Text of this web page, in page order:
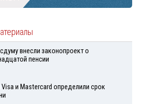
внесли законопроект о
пенсии
и Mastercard определили срок